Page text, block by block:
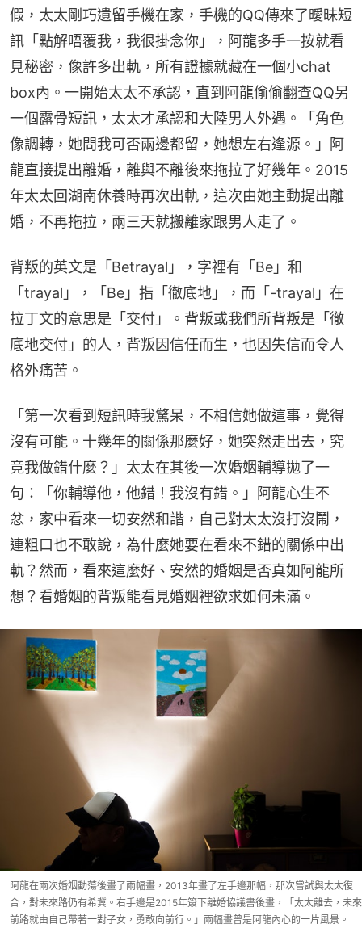
假，太太剛巧遺留手機在家，手機的QQ傳來了曖昧短
訊「點解唔覆我，我很掛念你」，阿龍多手一按就看
見秘密，像許多出軌，所有證據就藏在一個小chat
box內。一開始太太不承認，直到阿龍偷偷翻查QQ另
一個露骨短訊，太太才承認和大陸男人外遇。「角色
像調轉，她問我可否兩邊都留，她想左右逢源。」阿
龍直接提出離婚，離與不離後來拖拉了好幾年。2015
年太太回湖南休養時再次出軌，這次由她主動提出離
婚，不再拖拉，兩三天就搬離家跟男人走了。
背叛的英文是「Betrayal」，字裡有「Be」和
「trayal」，「Be」指「徹底地」，而「-trayal」在
拉丁文的意思是「交付」。背叛或我們所背叛是「徹
底地交付」的人，背叛因信任而生，也因失信而令人
格外痛苦。
「第一次看到短訊時我驚呆，不相信她做這事，覺得
沒有可能。十幾年的關係那麼好，她突然走出去，究
竟我做錯什麼？」太太在其後一次婚姻輔導拋了一
句：「你輔導他，他錯！我沒有錯。」阿龍心生不
忿，家中看來一切安然和諧，自己對太太沒打沒鬧，
連粗口也不敢說，為什麼她要在看來不錯的關係中出
軌？然而，看來這麼好、安然的婚姻是否真如阿龍所
想？看婚姻的背叛能看見婚姻裡欲求如何未滿。
阿龍在兩次婚姻動蕩後畫了兩幅畫，2013年畫了左手邊那幅，那次嘗試與太太復
合，對未來路仍有希冀。右手邊是2015年簽下離婚協議書後畫，「太太離去，未來
前路就由自己帶著一對子女，勇敢向前行。」兩幅畫曾是阿龍內心的一片風景。